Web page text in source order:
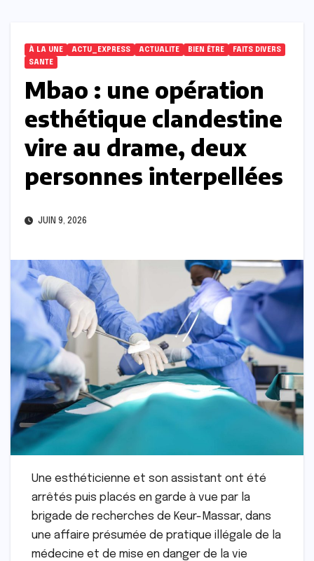
À LA UNE ACTU_EXPRESS ACTUALITE BIEN ÊTRE
FAITS DIVERS
SANTE
Mbao : une opération
esthétique clandestine
vire au drame, deux
personnes interpellées
JUIN 9, 2026
Une esthéticienne et son assistant ont été
arrêtés puis placés en garde à vue par la
brigade de recherches de Keur-Massar, dans
une affaire présumée de pratique illégale de la
médecine et de mise en danger de la vie